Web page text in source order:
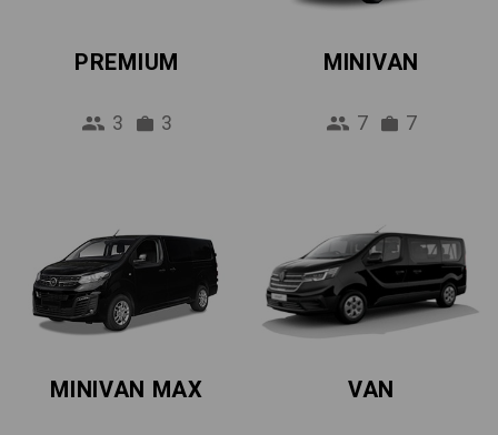
PREMIUM
3 3
MINIVAN
7 7
MINIVAN MAX VAN